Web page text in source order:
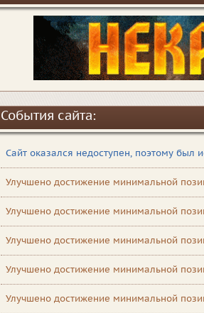
События сайта:
Сайт оказался недоступен, поэтому был
Улучшено достижение минимальной
Улучшено достижение минимальной
Улучшено достижение минимальной
Улучшено достижение минимальной
Улучшено достижение минимальной